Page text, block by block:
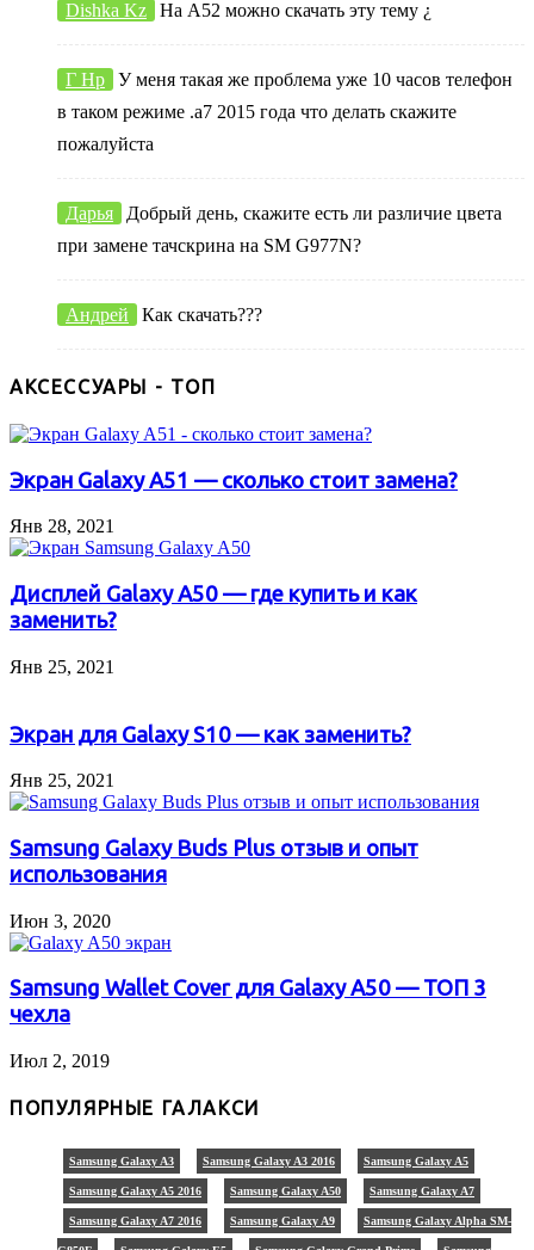
Dishka Kz На А52 можно скачать эту тему ¿
Г Нр
У меня такая же проблема уже 10 часов телефон
в таком режиме .а7 2015 года что делать скажите
пожалуйста
Дарья
Добрый день, скажите есть ли различие цвета
при замене тачскрина на SM G977N?
Андрей Как скачать???
АКСЕССУАРЫ - ТОП
Экран Galaxy A51 — сколько стоит замена?
Янв 28, 2021
Дисплей Galaxy A50 — где купить и как
заменить?
Янв 25, 2021
Экран для Galaxy S10 — как заменить?
Янв 25, 2021
Samsung Galaxy Buds Plus отзыв и опыт
использования
Июн 3, 2020
Samsung Wallet Cover для Galaxy A50 — ТОП 3
чехла
Июл 2, 2019
ПОПУЛЯРНЫЕ ГАЛАКСИ
Samsung Galaxy A3 Samsung Galaxy A3 2016 Samsung Galaxy A5
Samsung Galaxy A5 2016 Samsung Galaxy A50 Samsung Galaxy A7
Samsung Galaxy A7 2016 Samsung Galaxy A9 Samsung Galaxy Alpha SM-